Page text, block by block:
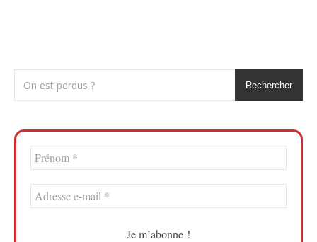
Rechercher